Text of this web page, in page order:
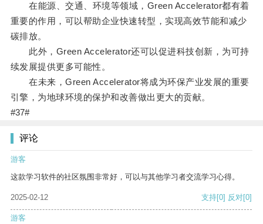
在能源、交通、环境等领域，Green Accelerator都有着
重要的作用，可以帮助企业快速转型，实现高效节能和减少
碳排放。
此外，Green Accelerator还可以促进科技创新，为可持
续发展提供更多可能性。
在未来，Green Accelerator将成为环保产业发展的重要
引擎，为地球环境的保护和改善做出更大的贡献。
#37#
评论
游客
这款学习软件的社区氛围非常好，可以与其他学习者交流学习心得。
2025-02-12 支持[0] 反对[0]
游客